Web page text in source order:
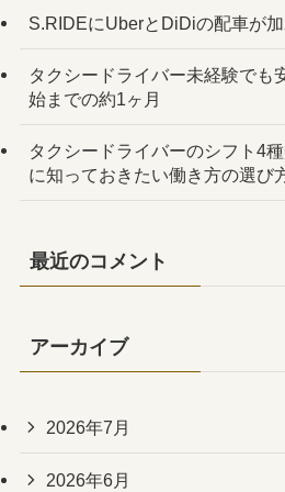
S.RIDEにUberとDiDiの配車が
タクシードライバー未経験でも
始までの約1ヶ月
タクシードライバーのシフト4
に知っておきたい働き方の選び
最近のコメント
アーカイブ
2026年7月
2026年6月